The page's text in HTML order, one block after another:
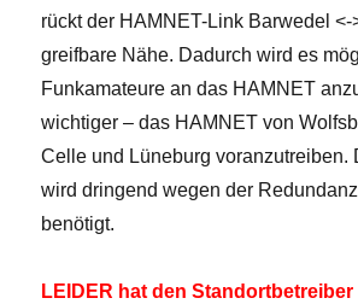
rückt der HAMNET-Link Barwedel <-
greifbare Nähe. Dadurch wird es
Funkamateure an das HAMNET
wichtiger – das HAMNET von
Celle und Lüneburg voranzutreiben.
wird dringend wegen der
benötigt.
LEIDER hat den